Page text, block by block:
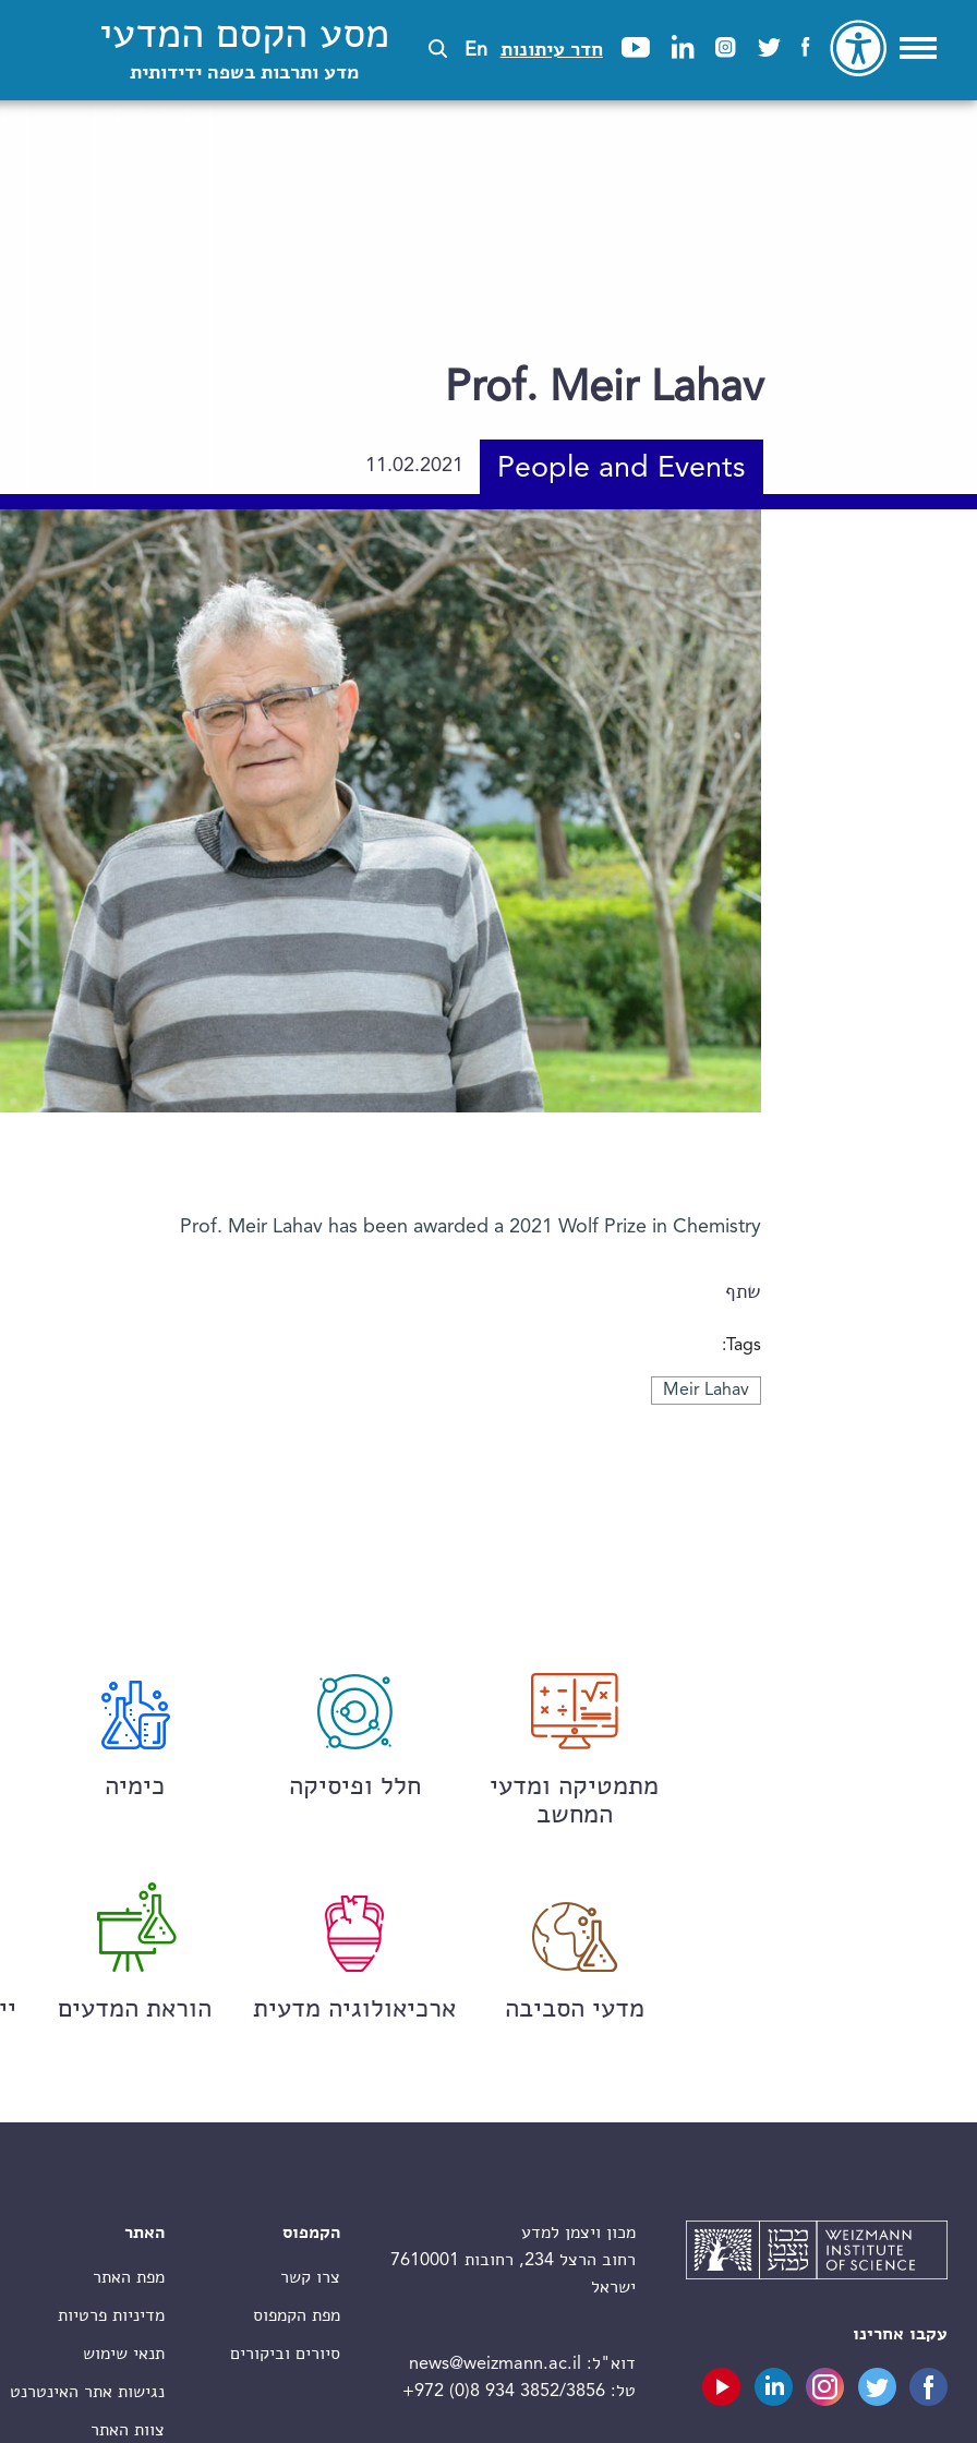
חדר עיתונות En מסע הקסם המדעי
מדע ותרבות בשפה ידידותית
Prof. Meir Lahav
People and Events
11.02.2021
Prof. Meir Lahav has been awarded a 2021 Wolf Prize in Chemistry
שתף
Tags:
Meir Lahav
מתמטיקה ומדעי
המחשב
חלל ופיסיקה כימיה
מדעי הסביבה ארכיאולוגיה מדעית הוראת המדעים
עקבו אחרינו
מכון ויצמן למדע
רחוב הרצל 234, רחובות 7610001
ישראל
דוא"ל:
news@weizmann.ac.il
טל:+972 (0)8 934 3852/3856
הקמפוס
צרו קשר
מפת הקמפוס
סיורים וביקורים
האתר
מפת האתר
מדיניות פרטיות
תנאי שימוש
נגישות אתר האינטרנט
צוות האתר